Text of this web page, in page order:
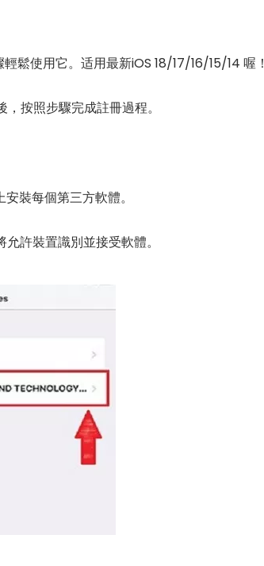
鬆使用它。适用最新iOS 18/17/16/15/14 喔！
按照步驟完成註冊過程。
裝每個第三方軟體。
允許裝置識別並接受軟體。